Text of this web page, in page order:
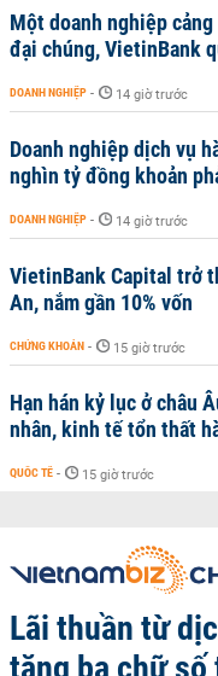
Một doanh nghiệp
đại chúng, VietinBank
DOANH NGHIỆP - 14 giờ trước
Doanh nghiệp dịch vụ
nghìn tỷ đồng khoản
DOANH NGHIỆP - 14 giờ trước
VietinBank Capital trở
An, nắm gần 10% vốn
CHỨNG KHOÁN - 15 giờ trước
Hạn hán kỷ lục ở châu
nhân, kinh tế tổn thất
QUỐC TẾ - 15 giờ trước
Lãi thuần từ